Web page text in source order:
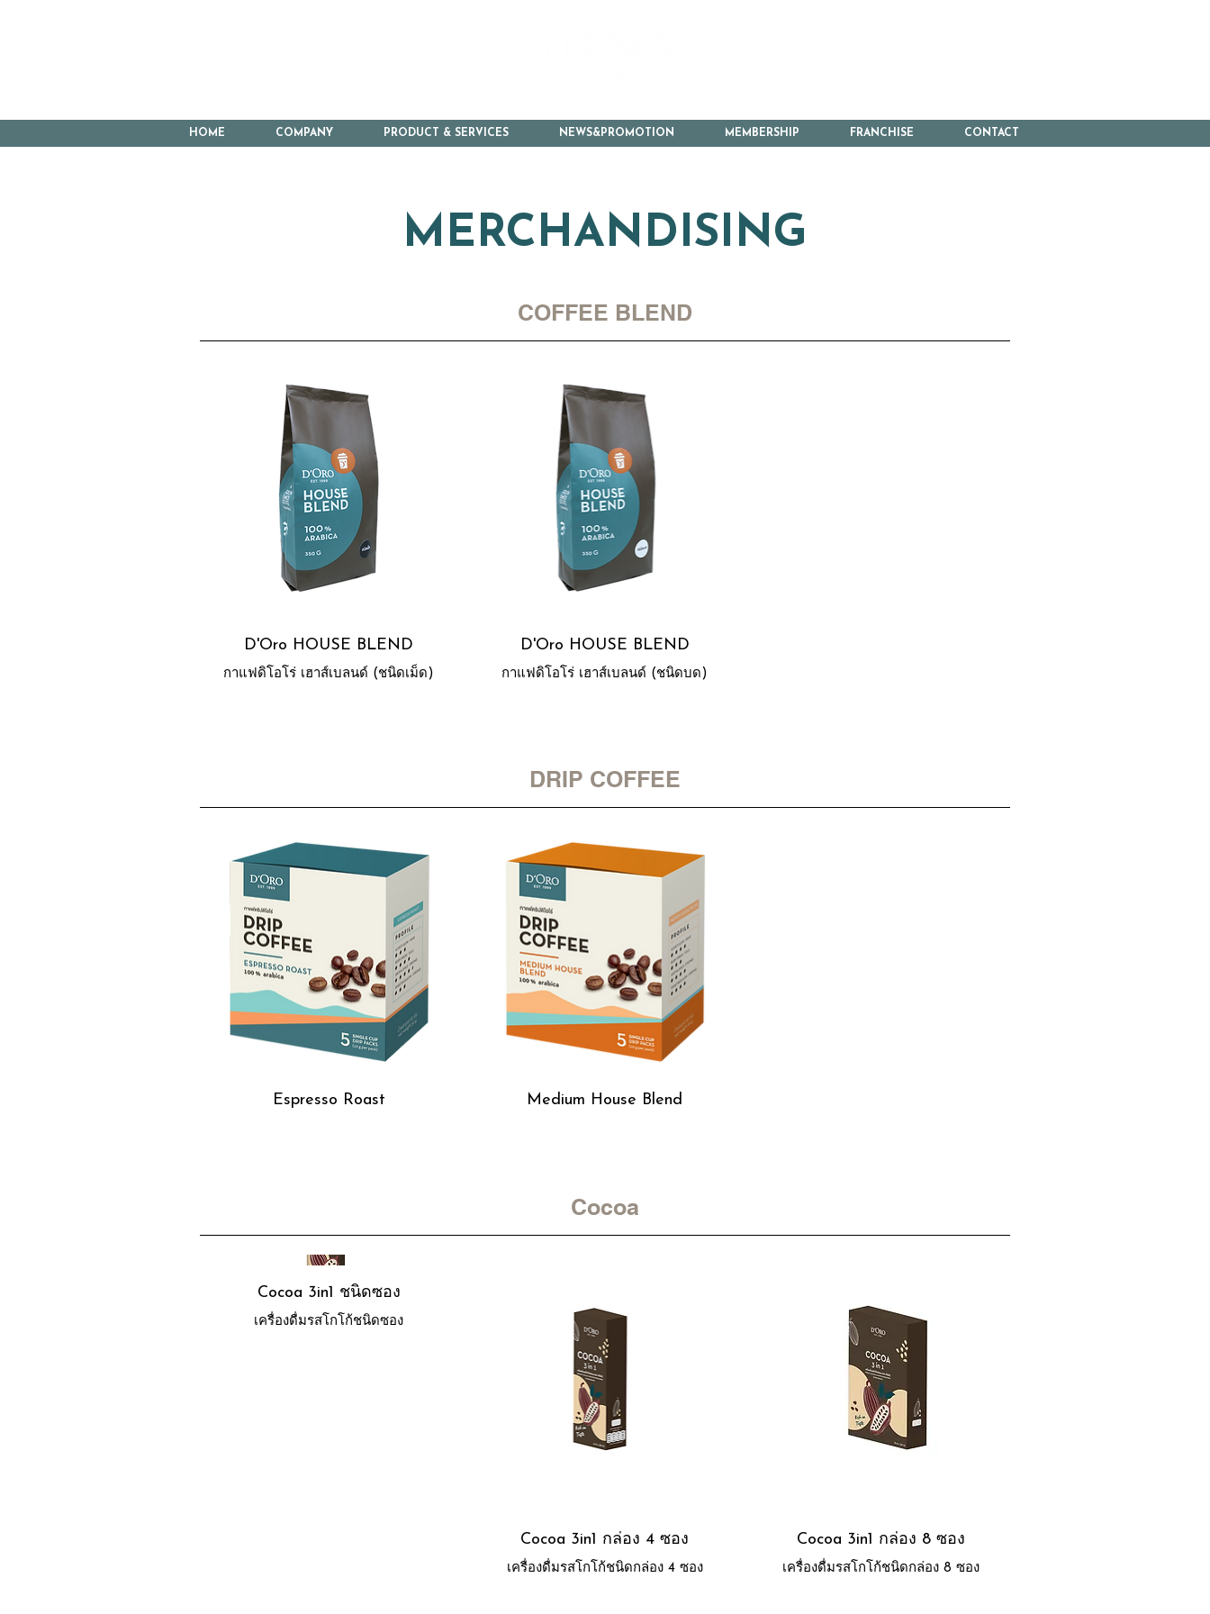
HOME COMPANY PRODUCT & SERVICES NEWS&PROMOTION MEMBERSHIP FRANCHISE CONTACT
MERCHANDISING
COFFEE BLEND
D'Oro HOUSE BLEND
กาแฟดิโอโร่ เฮาส์เบลนด์ (ชนิดเม็ด)
D'Oro HOUSE BLEND
กาแฟดิโอโร่ เฮาส์เบลนด์ (ชนิดบด)
DRIP COFFEE
Espresso Roast Medium House Blend
Cocoa
Cocoa 3in1 ชนิดซอง
เครื่องดื่มรสโกโก้ชนิดซอง
Cocoa 3in1 กล่อง 4 ซอง
เครื่องดื่มรสโกโก้ชนิดกล่อง 4 ซอง
Cocoa 3in1 กล่อง 8 ซอง